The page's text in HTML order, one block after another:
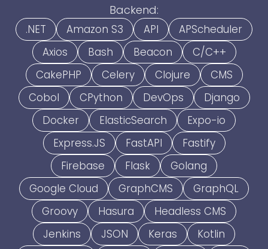
Backend:
.NET Amazon S3 API
APScheduler
Axios
Bash Beacon
C/C++
CakePHP
Celery Clojure
CMS
Cobol
CPython DevOps
Django
Docker
ElasticSearch
Expo-io
Express.JS
FastAPI
Fastify
Firebase
Flask
Golang
Google Cloud
GraphCMS
GraphQL
Groovy
Hasura
Headless CMS
Jenkins
JSON Keras
Kotlin